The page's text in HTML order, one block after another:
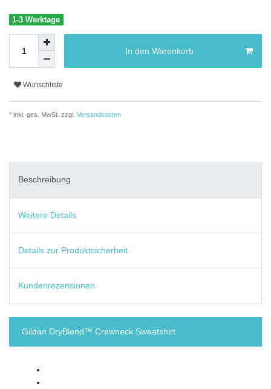
1-3 Werktage
In den Warenkorb
Wunschliste
* inkl. ges. MwSt. zzgl. Versandkosten
Beschreibung
Weitere Details
Details zur Produktsicherheit
Kundenrezensionen
Gildan DryBlend™ Crewneck Sweatshirt